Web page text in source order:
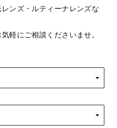
レンズ・ルティーナレンズな
軽にご相談くださいませ。